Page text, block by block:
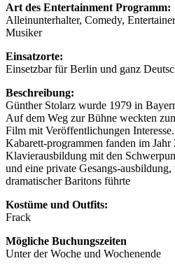
Art des Entertainment Programm:
Alleinunterhalter, Comedy,
Musiker
Einsatzorte:
Einsetzbar für Berlin und ganz
Beschreibung:
Günther Stolarz wurde 1979 in
Auf dem Weg zur Bühne weckten
Film mit Veröffentlichungen
Kabarett-programmen fanden im Jahr
Klavierausbildung mit den
und eine private Gesangs-
dramatischer Baritons führte
Kostüme und Outfits:
Frack
Mögliche Buchungszeiten
Unter der Woche und Wochenende